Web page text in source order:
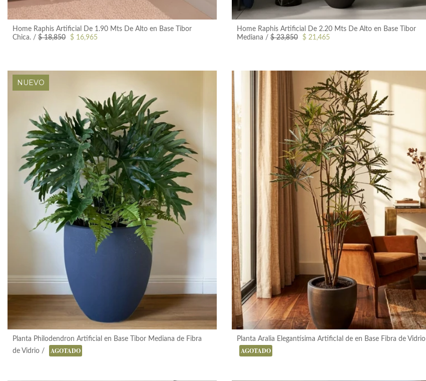
+ Vista Rápida
Home Raphis Artificial De 1.90 Mts De Alto en Base Tibor
Chica.
$ 18,850 $ 16,965
+ Vista Rápida
Home Raphis Artificial De 2.20 Mts De Alto en Base Tibor
Mediana
$ 23,850 $ 21,465
NUEVO
+ Vista Rápida
Planta Philodendron Artificial en Base Tibor Mediana de Fibra
de Vidrio
AGOTADO
+ Vista Rápida
Planta Aralia Elegantísima ArtificIal de en Base Fibra de Vidrio
AGOTADO